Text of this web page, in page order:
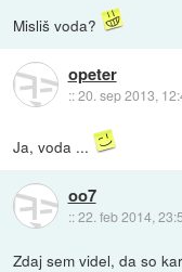
Misliš voda?
opeter
::20. sep 2013,
Ja, voda ...
oo7
::22. feb 2014,
Zdaj sem videl, da so